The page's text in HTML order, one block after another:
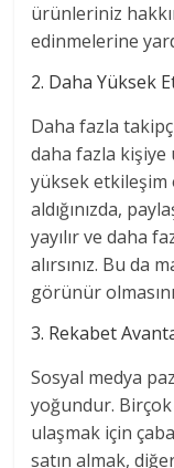
ürünleriniz
edinmelerine
2. Daha Yüksek
Daha fazla
daha fazla kişiye
yüksek etkileşim
aldığınızda,
yayılır ve daha
alırsınız. Bu da
görünür
3. Rekabet
Sosyal medya
yoğundur.
ulaşmak için
satın almak,